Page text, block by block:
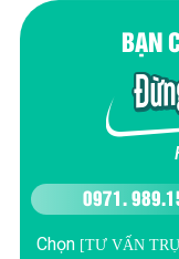
BẠN
0971.
Chọn [TƯ VẤN